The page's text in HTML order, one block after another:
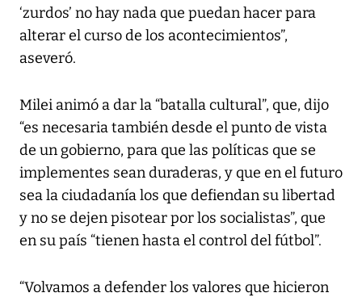
‘zurdos’ no hay nada que puedan hacer para
alterar el curso de los acontecimientos”,
aseveró.
Milei animó a dar la “batalla cultural”, que, dijo
“es necesaria también desde el punto de vista
de un gobierno, para que las políticas que se
implementes sean duraderas, y que en el futuro
sea la ciudadanía los que defiendan su libertad
y no se dejen pisotear por los socialistas”, que
en su país “tienen hasta el control del fútbol”.
“Volvamos a defender los valores que hicieron